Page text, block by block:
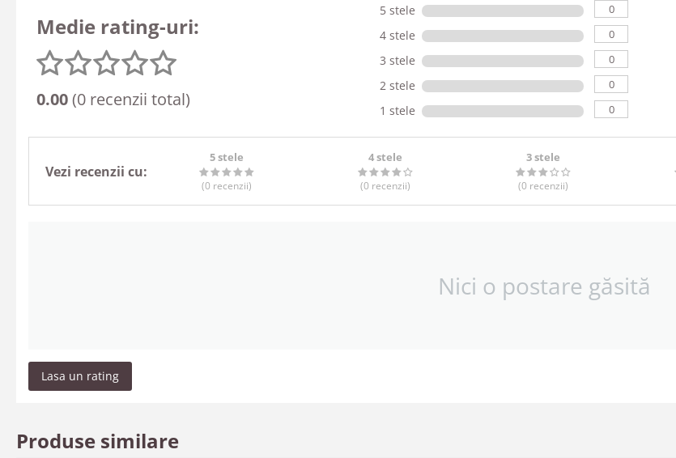
Medie rating-uri:
0.00(0 recenzii total)
5 stele 0
4 stele 0
3 stele 0
2 stele 0
1 stele 0
Vezi recenzii cu:
5 stele
(0 recenzii)
4 stele
(0 recenzii)
3 stele
(0 recenzii)
Nici o postare găsită
Lasa un rating
Produse similare